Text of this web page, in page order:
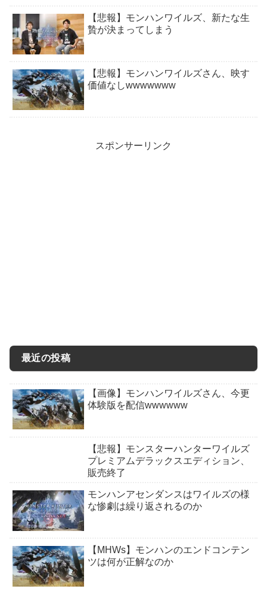
【悲報】モンハンワイルズ、新たな生
贄が決まってしまう
【悲報】モンハンワイルズさん、映す
価値なしwwwwwww
スポンサーリンク
最近の投稿
【画像】モンハンワイルズさん、今更
体験版を配信wwwwww
【悲報】モンスターハンターワイルズ
プレミアムデラックスエディション、
販売終了
モンハンアセンダンスはワイルズの様
な惨劇は繰り返されるのか
【MHWs】モンハンのエンドコンテン
ツは何が正解なのか